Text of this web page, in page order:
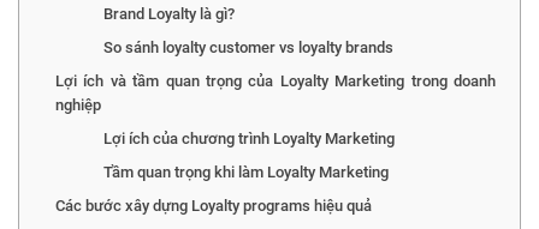
Brand Loyalty là gì?
So sánh loyalty customer vs loyalty brands
Lợi ích và tầm quan trọng của Loyalty Marketing trong doanh
nghiệp
Lợi ích của chương trình Loyalty Marketing
Tầm quan trọng khi làm Loyalty Marketing
Các bước xây dựng Loyalty programs hiệu quả